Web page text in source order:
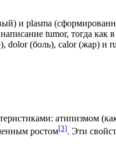
и plasma
tumor, тогда
dolor (боль), calor (жар) и
атипизмом
ростом[3]. Эти